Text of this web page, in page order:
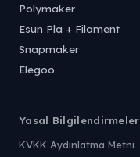
Polymaker
Esun Pla + Filament
Snapmaker
Elegoo
Yasal Bilgilendirmeler
KVKK Aydınlatma Metni